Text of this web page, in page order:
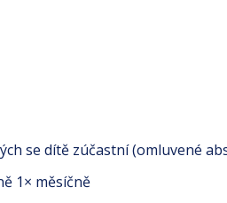
se dítě zúčastní (omluvené
1× měsíčně